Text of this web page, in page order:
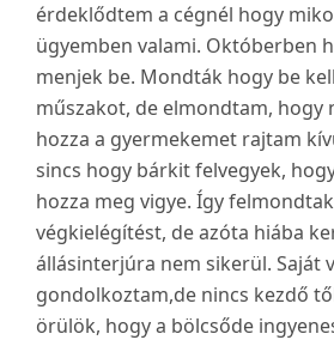
érdeklődtem a cégnél hogy
ügyemben valami. Októberben
menjek be. Mondták hogy be
műszakot, de elmondtam, hogy
hozza a gyermekemet rajtam
sincs hogy bárkit felvegyek,
hozza meg vigye. Így
végkielégítést, de azóta hiába
állásinterjúra nem sikerül. Saját
gondolkoztam,de nincs kezdő
örülök, hogy a bölcsőde